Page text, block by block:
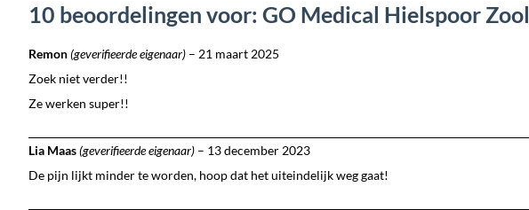
10 beoordelingen voor: GO Medical Hielspoor Zool
Remon(geverifieerde eigenaar) – 21 maart 2025
Zoek niet verder!!
Ze werken super!!
Lia Maas(geverifieerde eigenaar) – 13 december 2023
De pijn lijkt minder te worden, hoop dat het uiteindelijk weg gaat!